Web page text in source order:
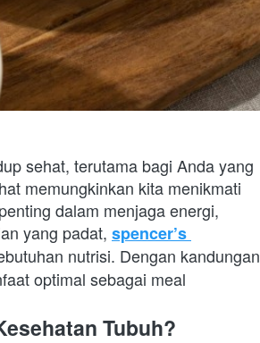
sehat, terutama bagi Anda yang
memungkinkan kita menikmati
dalam menjaga energi,
yang padat, spencer’s
nutrisi. Dengan kandungan
optimal sebagai meal
Tubuh?